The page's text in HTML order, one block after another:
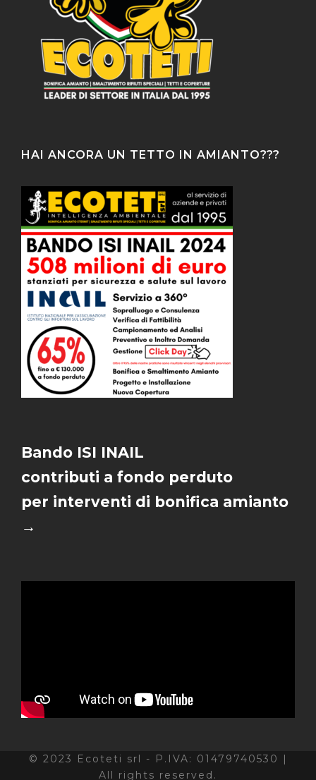
HAI ANCORA UN TETTO IN AMIANTO???
Bando ISI INAIL
contributi a fondo perduto
per interventi di bonifica amianto
→
© 2023 Ecoteti srl - P.IVA: 01479740530 |
All rights reserved.